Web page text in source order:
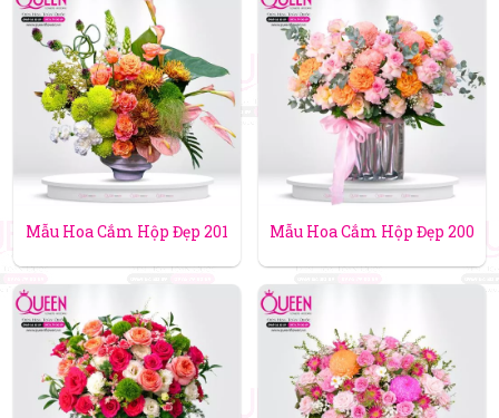
Mẫu Hoa Cắm Hộp Đẹp 201 Mẫu Hoa Cắm Hộp Đẹp 200